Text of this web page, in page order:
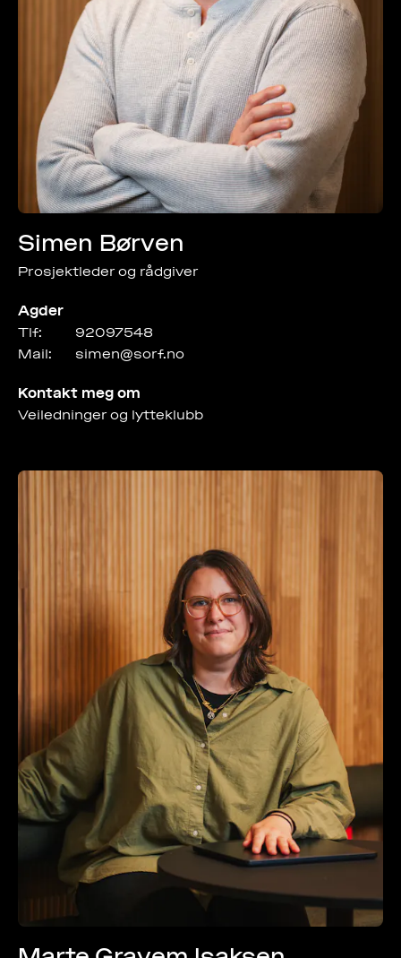
Simen Børven
Prosjektleder og rådgiver
Agder
Tlf:
92097548
Mail:
simen@sorf.no
Kontakt meg om
Veiledninger og lytteklubb